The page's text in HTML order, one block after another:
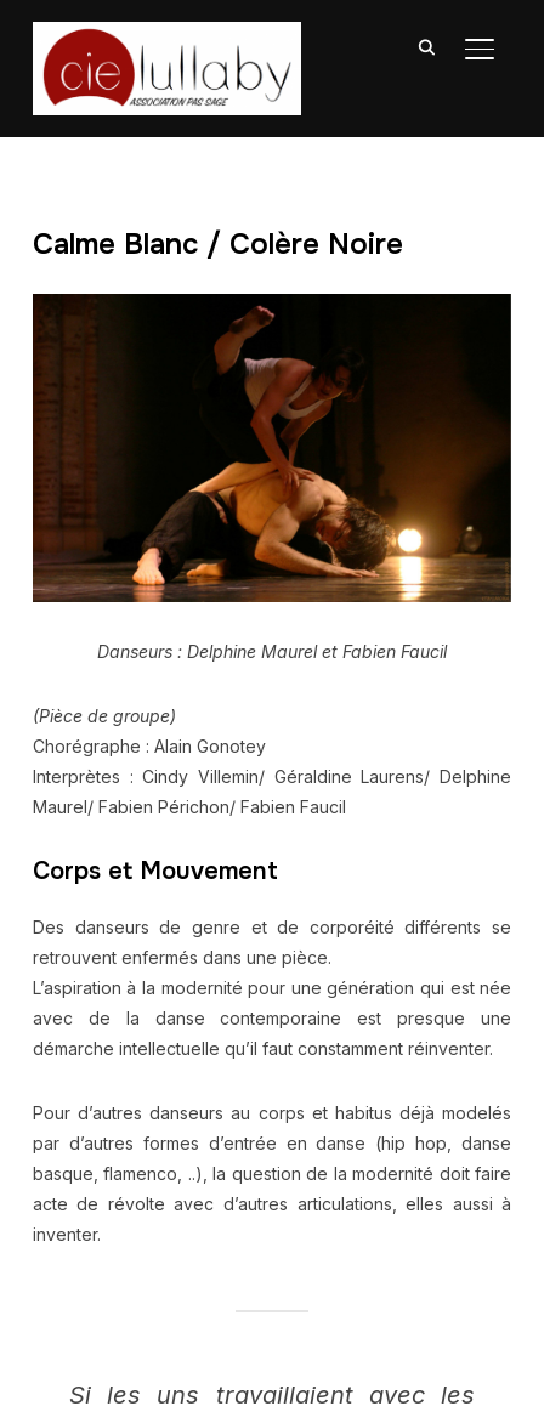
Calme Blanc / Colère Noire
Danseurs : Delphine Maurel et Fabien Faucil
(Pièce de groupe)
Chorégraphe : Alain Gonotey
Interprètes : Cindy Villemin/ Géraldine Laurens/ Delphine
Maurel/ Fabien Périchon/ Fabien Faucil
Corps et Mouvement
Des danseurs de genre et de corporéité différents se
retrouvent enfermés dans une pièce.
L’aspiration à la modernité pour une génération qui est née
avec de la danse contemporaine est presque une
démarche intellectuelle qu’il faut constamment réinventer.
Pour d’autres danseurs au corps et habitus déjà modelés
par d’autres formes d’entrée en danse (hip hop, danse
basque, flamenco, ..), la question de la modernité doit faire
acte de révolte avec d’autres articulations, elles aussi à
inventer.
Si les uns travaillaient avec les